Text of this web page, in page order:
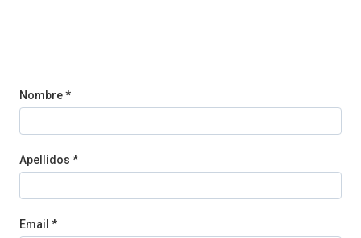
Nombre *
Apellidos *
Email *